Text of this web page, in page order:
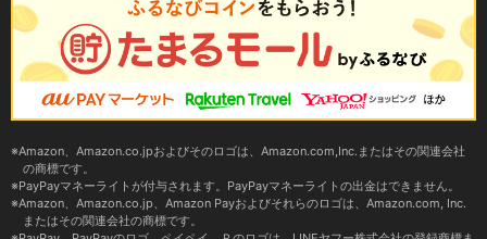
Amazon、Amazon.co.jpおよびそのロゴは、Amazon.com,Inc.またはその関連会社
の商標です。
PayPayマネーライトが付与されます。PayPayマネーライトの出金はできません。
Amazon、Amazon.co.jp、Amazon Payおよびそれらのロゴは、Amazon.com, Inc.
またはその関連会社の商標です。